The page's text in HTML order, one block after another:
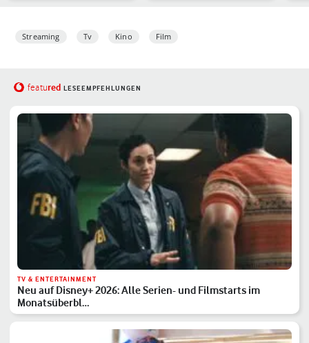
Streaming Tv Kino Film
featured LESEEMPFEHLUNGEN
TV & ENTERTAINMENT
Neu auf Disney+ 2026: Alle Serien- und Filmstarts im
Monatsüberbl…